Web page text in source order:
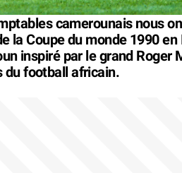
camerounais nous
la Coupe du monde 1990 en
inspiré par le grand Roger
du football africain.